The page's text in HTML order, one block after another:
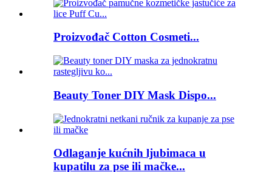
Proizvođač Cotton Cosmeti...
Beauty Toner DIY Mask Dispo...
Odlaganje kućnih ljubimaca u
kupatilu za pse ili mačke...